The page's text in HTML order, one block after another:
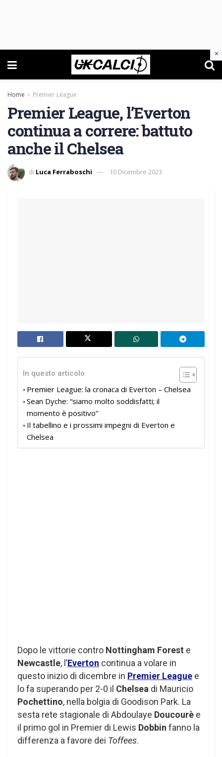
Home Premier League
Premier League, l’Everton
continua a correre: battuto
anche il Chelsea
di Luca Ferraboschi 10 Dicembre 2023
In questo articolo
Premier League: la cronaca di Everton – Chelsea
Sean Dyche: “siamo molto soddisfatti; il
momento è positivo”
Il tabellino e i prossimi impegni di Everton e
Chelsea
Dopo le vittorie contro Nottingham Forest e
Newcastle, l’Everton continua a volare in
questo inizio di dicembre in Premier League e
lo fa superando per 2-0 il Chelsea di Mauricio
Pochettino, nella bolgia di Goodison Park. La
sesta rete stagionale di Abdoulaye Doucourè e
il primo gol in Premier di Lewis Dobbin fanno la
differenza a favore dei Toffees.
×